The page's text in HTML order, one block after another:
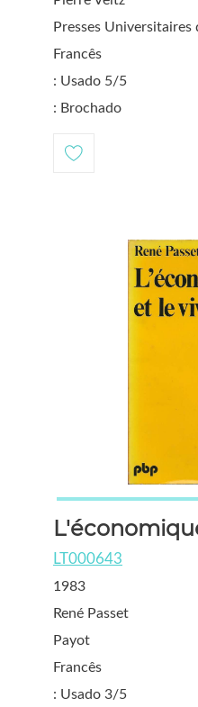
Presses Universitaires
Francês
: Usado 5/5
: Brochado
LT000643
1983
René Passet
Payot
Francês
: Usado 3/5